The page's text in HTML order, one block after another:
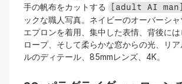
手の帆布をカットする
[adult AI man]
ックな職人写真。ネイビーのオーバーシ
エプロンを着用、集中した表情、背後には
ロープ、そして柔らかな窓からの光、リ
ルのディテール、85mmレンズ、4K。